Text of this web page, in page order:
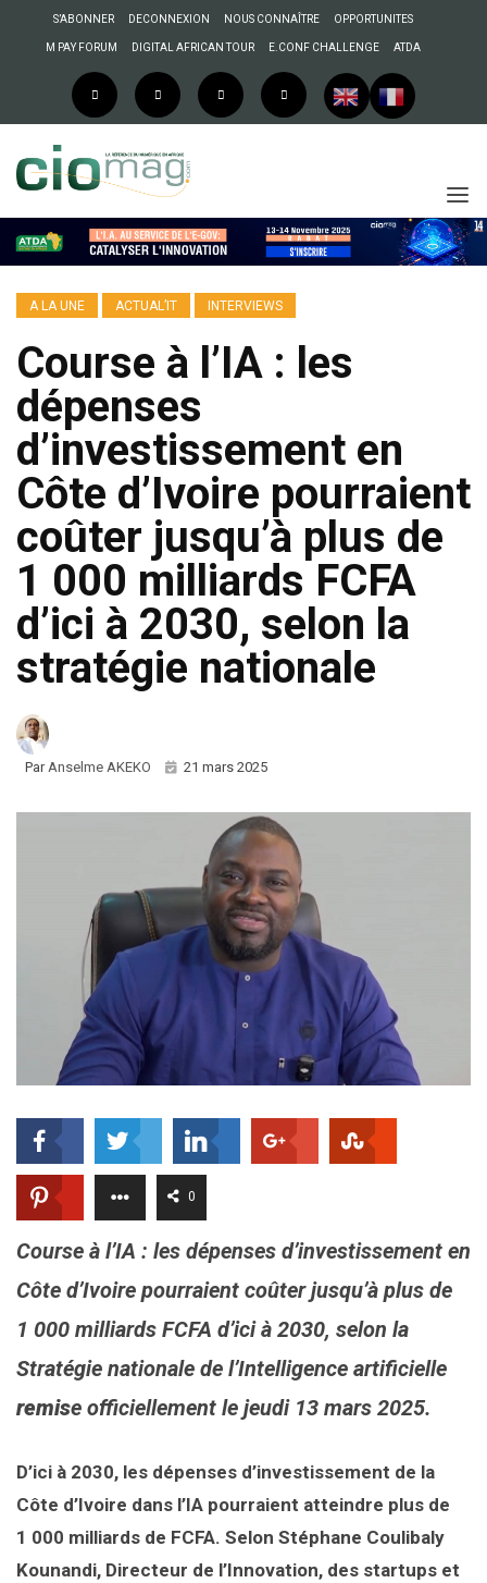
S’ABONNER DECONNEXION NOUS CONNAÎTRE OPPORTUNITES
M PAY FORUM DIGITAL AFRICAN TOUR E.CONF CHALLENGE ATDA
A LA UNE ACTUAL’IT INTERVIEWS
Course à l’IA : les
dépenses
d’investissement en
Côte d’Ivoire pourraient
coûter jusqu’à plus de
1 000 milliards FCFA
d’ici à 2030, selon la
stratégie nationale
ParAnselme AKEKO 21 mars 2025
0
Course à l’IA : les dépenses d’investissement en
Côte d’Ivoire pourraient coûter jusqu’à plus de
1 000 milliards FCFA d’ici à 2030, selon la
Stratégie nationale de l’Intelligence artificielle
remise officiellement le jeudi 13 mars 2025.
D’ici à 2030, les dépenses d’investissement de la
Côte d’Ivoire dans l’IA pourraient atteindre plus de
1 000 milliards de FCFA. Selon Stéphane Coulibaly
Kounandi, Directeur de l’Innovation, des startups et